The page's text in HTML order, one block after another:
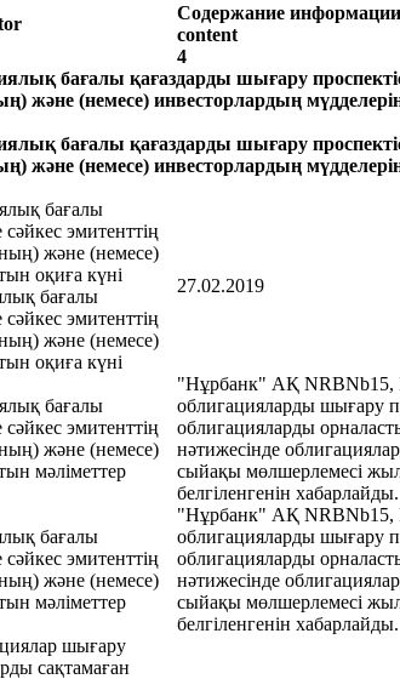
Содержание
content
4
бағалы қағаздарды шығару
және (немесе) инвесторлардың
бағалы қағаздарды шығару
және (немесе) инвесторлардың
бағалы
эмитенттің
және (немесе)
оқиға күні
27.02.2019
бағалы
эмитенттің
және (немесе)
оқиға күні
бағалы
эмитенттің
және (немесе)
мәліметтер
"Нұрбанк" АҚ NRBNb15,
облигацияларды шығару
облигацияларды
нәтижесінде
сыйақы мөлшерлемесі
белгіленгенін хабарлайды.
бағалы
эмитенттің
және (немесе)
мәліметтер
"Нұрбанк" АҚ NRBNb15,
облигацияларды шығару
облигацияларды
нәтижесінде
сыйақы мөлшерлемесі
белгіленгенін хабарлайды.
шығару
сақтамаған